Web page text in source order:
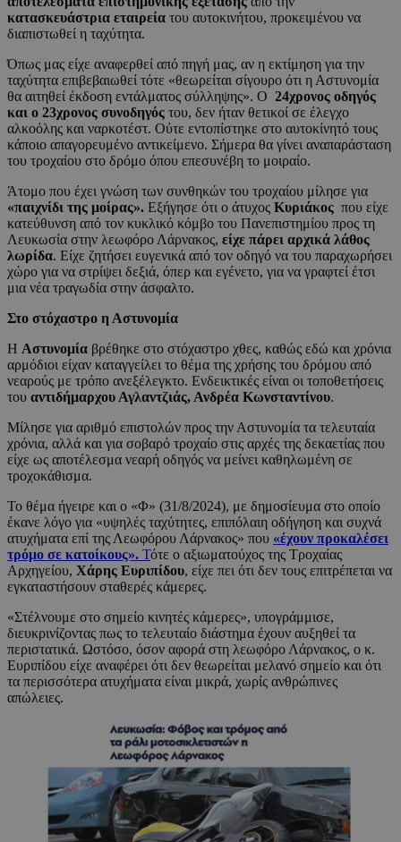
κατασκευάστρια εταιρεία του αυτοκινήτου, προκειμένου να
διαπιστωθεί η ταχύτητα.
Όπως μας είχε αναφερθεί από πηγή μας, αν η εκτίμηση για την
ταχύτητα επιβεβαιωθεί τότε «θεωρείται σίγουρο ότι η Αστυνομία
θα αιτηθεί έκδοση εντάλματος σύλληψης». Ο 24χρονος οδηγός
και ο 23χρονος συνοδηγός του, δεν ήταν θετικοί σε έλεγχο
αλκοόλης και ναρκοτέστ. Ούτε εντοπίστηκε στο αυτοκίνητό τους
κάποιο απαγορευμένο αντικείμενο. Σήμερα θα γίνει αναπαράσταση
του τροχαίου στο δρόμο όπου επεσυνέβη το μοιραίο.
Άτομο που έχει γνώση των συνθηκών του τροχαίου μίλησε για
«παιχνίδι της μοίρας». Εξήγησε ότι ο άτυχος Κυριάκος που είχε
κατεύθυνση από τον κυκλικό κόμβο του Πανεπιστημίου προς τη
Λευκωσία στην λεωφόρο Λάρνακος, είχε πάρει αρχικά λάθος
λωρίδα. Είχε ζητήσει ευγενικά από τον οδηγό να του παραχωρήσει
χώρο για να στρίψει δεξιά, όπερ και εγένετο, για να γραφτεί έτσι
μια νέα τραγωδία στην άσφαλτο.
Στο στόχαστρο η Αστυνομία
Η Αστυνομία βρέθηκε στο στόχαστρο χθες, καθώς εδώ και χρόνια
αρμόδιοι είχαν καταγγείλει το θέμα της χρήσης του δρόμου από
νεαρούς με τρόπο ανεξέλεγκτο. Ενδεικτικές είναι οι τοποθετήσεις
του αντιδήμαρχου Αγλαντζιάς, Ανδρέα Κωνσταντίνου.
Μίλησε για αριθμό επιστολών προς την Αστυνομία τα τελευταία
χρόνια, αλλά και για σοβαρό τροχαίο στις αρχές της δεκαετίας που
είχε ως αποτέλεσμα νεαρή οδηγός να μείνει καθηλωμένη σε
τροχοκάθισμα.
Το θέμα ήγειρε και ο «Φ» (31/8/2024), με δημοσίευμα στο οποίο
έκανε λόγο για «υψηλές ταχύτητες, επιπόλαιη οδήγηση και συχνά
ατυχήματα επί της Λεωφόρου Λάρνακος» που «έχουν προκαλέσει
τρόμο σε κατοίκους». Τότε ο αξιωματούχος της Τροχαίας
Αρχηγείου, Χάρης Ευριπίδου, είχε πει ότι δεν τους επιτρέπεται να
εγκαταστήσουν σταθερές κάμερες.
«Στέλνουμε στο σημείο κινητές κάμερες», υπογράμμισε,
διευκρινίζοντας πως το τελευταίο διάστημα έχουν αυξηθεί τα
περιστατικά. Ωστόσο, όσον αφορά στη λεωφόρο Λάρνακος, ο κ.
Ευριπίδου είχε αναφέρει ότι δεν θεωρείται μελανό σημείο και ότι
τα περισσότερα ατυχήματα είναι μικρά, χωρίς ανθρώπινες
απώλειες.